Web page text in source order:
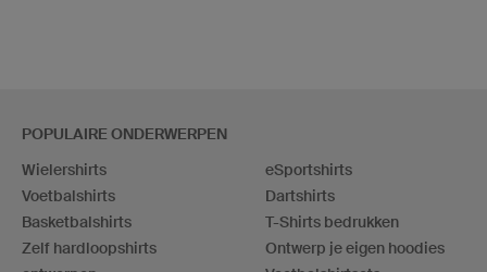
POPULAIRE ONDERWERPEN
Wielershirts
Voetbalshirts
Basketbalshirts
Zelf hardloopshirts
eSportshirts
Dartshirts
T-Shirts bedrukken
Ontwerp je eigen hoodies